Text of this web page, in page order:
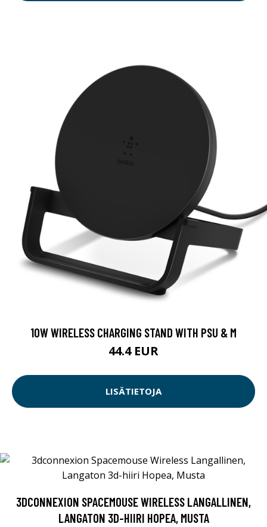
10W WIRELESS CHARGING STAND WITH PSU & M
44.4 EUR
LISÄTIETOJA
3DCONNEXION SPACEMOUSE WIRELESS LANGALLINEN,
LANGATON 3D-HIIRI HOPEA, MUSTA